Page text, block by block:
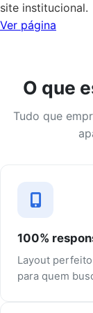
site institucional.
Ver página
O que
Tudo que
100%
Layout
para quem